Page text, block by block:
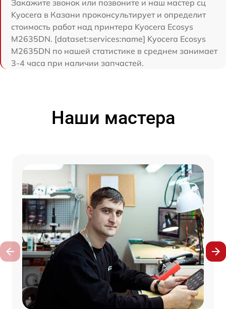
Закажите звонок или позвоните и наш мастер сц
Kyocera в Казани проконсультирует и определит
стоимость работ над принтера Kyocera Ecosys
M2635DN. [dataset:services:name] Kyocera Ecosys
M2635DN по нашей статистике в среднем занимает
3-4 часа при наличии запчастей.
Наши мастера